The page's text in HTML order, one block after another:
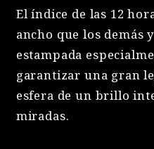
El índice de las 12
ancho que los demás
estampada
garantizar una gran
esfera de un brillo
miradas.